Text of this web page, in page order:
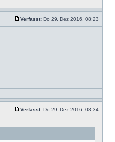
Verfasst: Do 29. Dez 2016, 08:23
Verfasst: Do 29. Dez 2016, 08:34